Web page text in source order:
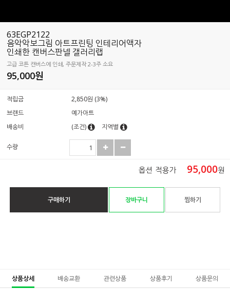
63EGP2122
음악악보그림 아트프린팅 인테리어액자
인쇄한 캔버스판넬 갤러리랩
고급 코튼 캔버스에 인쇄, 주문제작 2-3주 소요
95,000원
적립금
2,850원 (3%)
브랜드
예가아트
배송비
(조건) 지역별
수량
옵션 적용가 95,000원
구매하기 장바구니 찜하기
상품상세 배송교환 관련상품 상품후기 상품문의